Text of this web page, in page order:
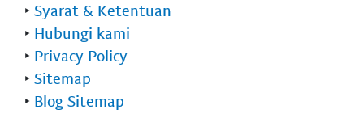
‣ Syarat & Ketentuan
‣ Hubungi kami
‣ Privacy Policy
‣ Sitemap
‣ Blog Sitemap